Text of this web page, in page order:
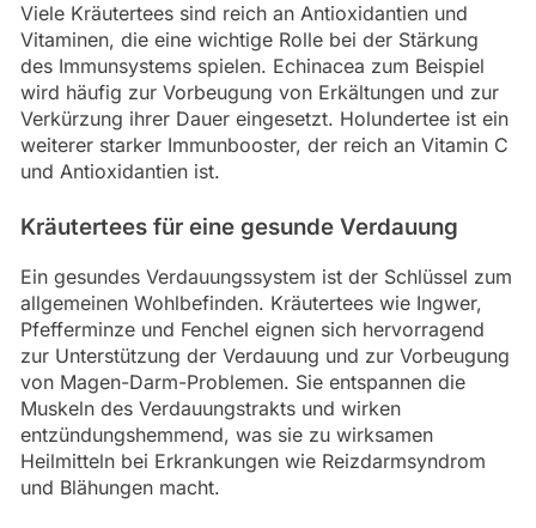
Viele Kräutertees sind reich an Antioxidantien und
Vitaminen, die eine wichtige Rolle bei der Stärkung
des Immunsystems spielen. Echinacea zum Beispiel
wird häufig zur Vorbeugung von Erkältungen und zur
Verkürzung ihrer Dauer eingesetzt. Holundertee ist ein
weiterer starker Immunbooster, der reich an Vitamin C
und Antioxidantien ist.
Kräutertees für eine gesunde Verdauung
Ein gesundes Verdauungssystem ist der Schlüssel zum
allgemeinen Wohlbefinden. Kräutertees wie Ingwer,
Pfefferminze und Fenchel eignen sich hervorragend
zur Unterstützung der Verdauung und zur Vorbeugung
von Magen-Darm-Problemen. Sie entspannen die
Muskeln des Verdauungstrakts und wirken
entzündungshemmend, was sie zu wirksamen
Heilmitteln bei Erkrankungen wie Reizdarmsyndrom
und Blähungen macht.